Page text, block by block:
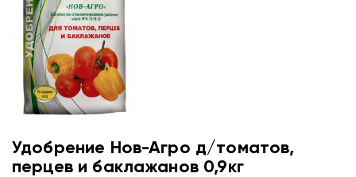
Удобрение Нов-Агро д/томатов,
перцев и баклажанов 0,9кг